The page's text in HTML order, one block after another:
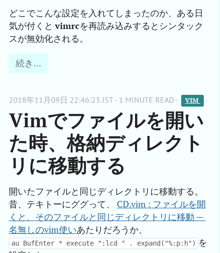
どこでこんな設定を入れてしまったのか、ある日
気が付くとvimrcを再読み込みするとシンタック
スが無効化される。
続き…
2018年11月09日 22:46:23 JST - 1 MINUTE READ - VIM
Vimでファイルを開い
た時、格納ディレクト
リに移動する
開いたファイルと同じディレクトリに移動する。
昔、テキトーにググって、 CD.vim : ファイルを開
くと、そのファイルと同じディレクトリに移動 —
名無しのvim使いあたりだろうか、
au BufEnter * execute ":lcd " . expand("%:p:h") を